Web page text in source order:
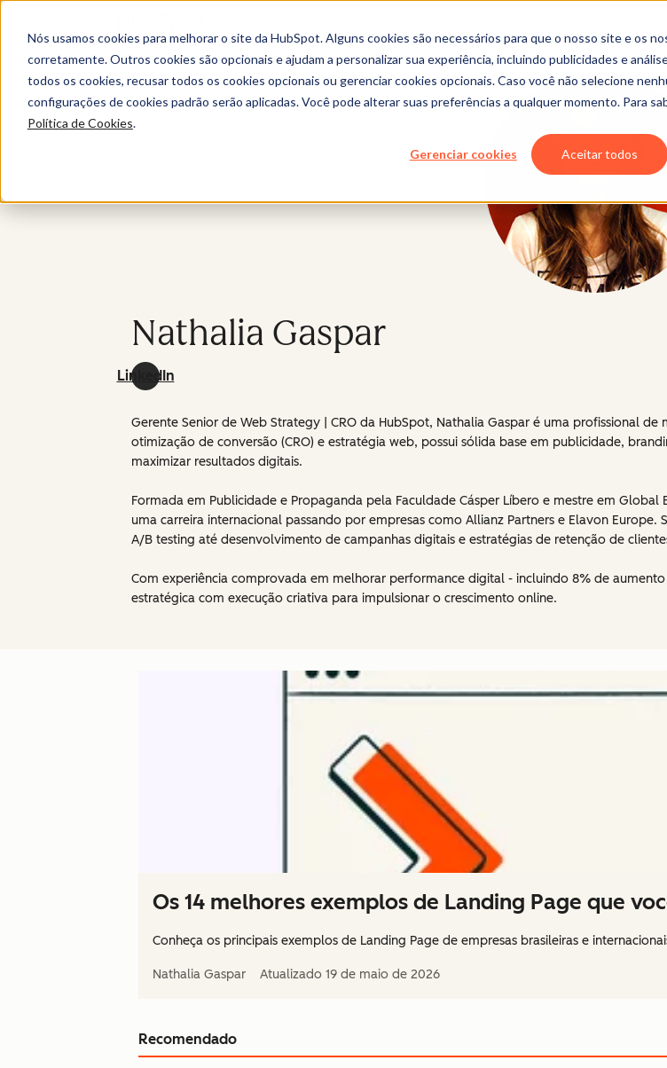
Nós usamos cookies para melhorar o site da HubSpot. Alguns cookies são necessários para que o nosso site e os
corretamente. Outros cookies são opcionais e ajudam a personalizar sua experiência, incluindo publicidades e
todos os cookies, recusar todos os cookies opcionais ou gerenciar cookies opcionais. Caso você não selecione
configurações de cookies padrão serão aplicadas. Você pode alterar suas preferências a qualquer momento. Para
Política de Cookies.
Gerenciar cookies Aceitar todos
Nathalia Gaspar
LinkedIn
Gerente Senior de Web Strategy | CRO da HubSpot, Nathalia Gaspar é uma profissional
otimização de conversão (CRO) e estratégia web, possui sólida base em publicidade,
maximizar resultados digitais.
Formada em Publicidade e Propaganda pela Faculdade Cásper Líbero e mestre em
uma carreira internacional passando por empresas como Allianz Partners e Elavon
A/B testing até desenvolvimento de campanhas digitais e estratégias de retenção de
Com experiência comprovada em melhorar performance digital - incluindo 8% de
estratégica com execução criativa para impulsionar o crescimento online.
Os 14 melhores exemplos de Landing Page que
Conheça os principais exemplos de Landing Page de empresas brasileiras e
Nathalia Gaspar Atualizado 19 de maio de 2026
Recomendado